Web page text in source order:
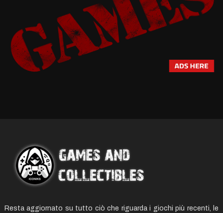
Resta aggiornato su tutto ciò che riguarda i giochi più recenti, le